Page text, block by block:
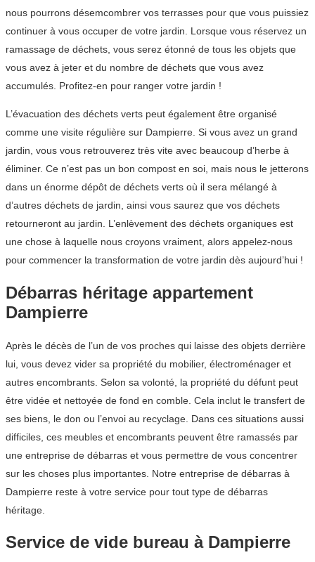
nous pourrons désemcombrer vos terrasses pour que vous puissiez
continuer à vous occuper de votre jardin. Lorsque vous réservez un
ramassage de déchets, vous serez étonné de tous les objets que
vous avez à jeter et du nombre de déchets que vous avez
accumulés. Profitez-en pour ranger votre jardin !
L’évacuation des déchets verts peut également être organisé
comme une visite régulière sur Dampierre. Si vous avez un grand
jardin, vous vous retrouverez très vite avec beaucoup d’herbe à
éliminer. Ce n’est pas un bon compost en soi, mais nous le jetterons
dans un énorme dépôt de déchets verts où il sera mélangé à
d’autres déchets de jardin, ainsi vous saurez que vos déchets
retourneront au jardin. L’enlèvement des déchets organiques est
une chose à laquelle nous croyons vraiment, alors appelez-nous
pour commencer la transformation de votre jardin dès aujourd’hui !
Débarras héritage appartement
Dampierre
Après le décès de l’un de vos proches qui laisse des objets derrière
lui, vous devez vider sa propriété du mobilier, électroménager et
autres encombrants. Selon sa volonté, la propriété du défunt peut
être vidée et nettoyée de fond en comble. Cela inclut le transfert de
ses biens, le don ou l’envoi au recyclage. Dans ces situations aussi
difficiles, ces meubles et encombrants peuvent être ramassés par
une entreprise de débarras et vous permettre de vous concentrer
sur les choses plus importantes. Notre entreprise de débarras à
Dampierre reste à votre service pour tout type de débarras
héritage.
Service de vide bureau à Dampierre